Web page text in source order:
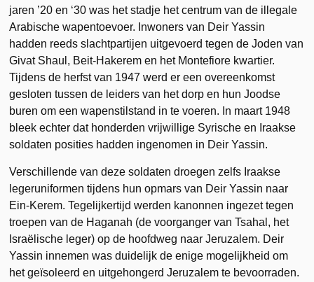
jaren ’20 en ‘30 was het stadje het centrum van de illegale
Arabische wapentoevoer. Inwoners van Deir Yassin
hadden reeds slachtpartijen uitgevoerd tegen de Joden van
Givat Shaul, Beit-Hakerem en het Montefiore kwartier.
Tijdens de herfst van 1947 werd er een overeenkomst
gesloten tussen de leiders van het dorp en hun Joodse
buren om een wapenstilstand in te voeren. In maart 1948
bleek echter dat honderden vrijwillige Syrische en Iraakse
soldaten posities hadden ingenomen in Deir Yassin.
Verschillende van deze soldaten droegen zelfs Iraakse
legeruniformen tijdens hun opmars van Deir Yassin naar
Ein-Kerem. Tegelijkertijd werden kanonnen ingezet tegen
troepen van de Haganah (de voorganger van Tsahal, het
Israëlische leger) op de hoofdweg naar Jeruzalem. Deir
Yassin innemen was duidelijk de enige mogelijkheid om
het geïsoleerd en uitgehongerd Jeruzalem te bevoorraden.